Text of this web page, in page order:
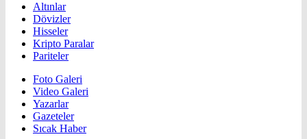
Altınlar
Dövizler
Hisseler
Kripto Paralar
Pariteler
Foto Galeri
Video Galeri
Yazarlar
Gazeteler
Sıcak Haber